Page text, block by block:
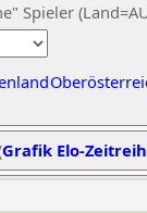
Spieler
Grafik Elo-